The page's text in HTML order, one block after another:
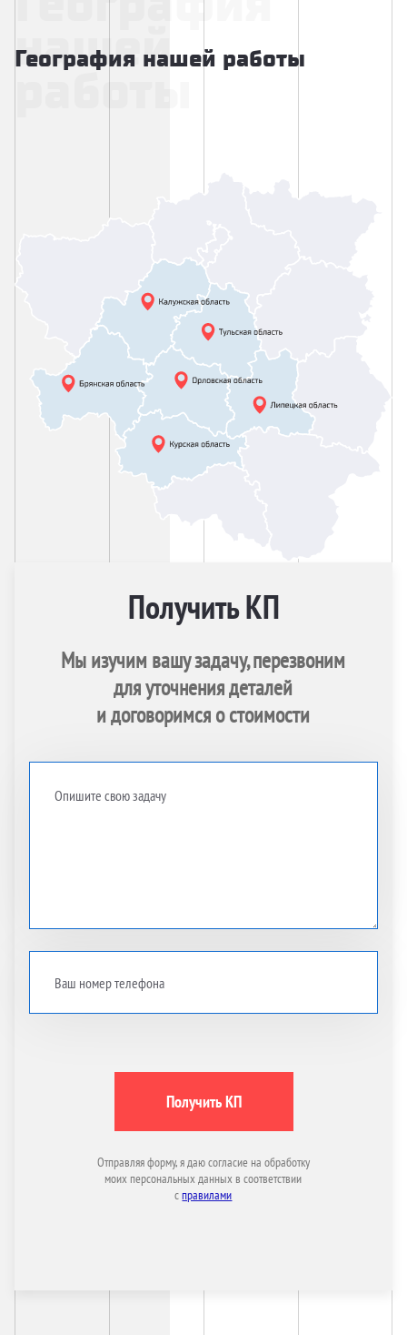
нашей
работы
География нашей работы
Получить КП
Мы изучим вашу задачу, перезвоним
для уточнения деталей
и договоримся о стоимости
Получить КП
Отправляя форму, я даю согласие на обработку
моих персональных данных в соответствии
справилами